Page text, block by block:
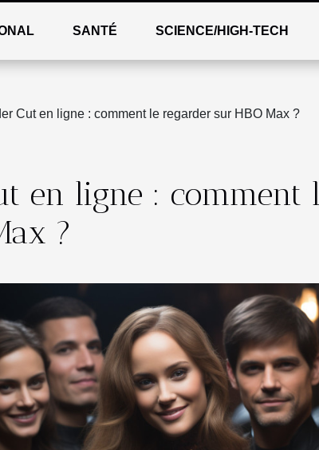
SANTÉ SCIENCE/HIGH-TECH
Cut en ligne : comment le regarder sur HBO Max ?
en ligne : comment
?